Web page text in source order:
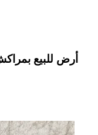
أرض للبيع بمراكش